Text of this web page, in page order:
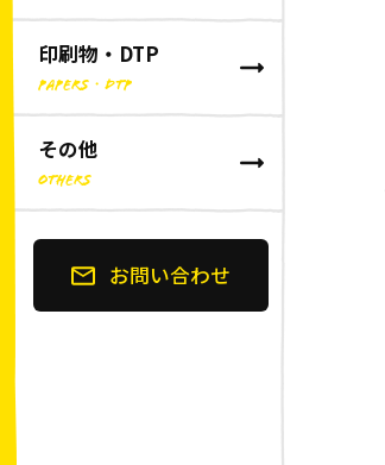
印刷物・DTP
PAPERS・DTP
その他
OTHERS
お問い合わせ